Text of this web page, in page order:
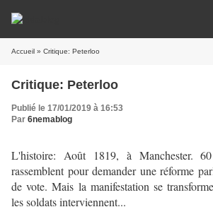
Accueil » Critique: Peterloo
Critique: Peterloo
Publié le 17/01/2019 à 16:53
Par 6nemablog
L'histoire: Août 1819, à Manchester.
rassemblent pour demander une réforme
de vote. Mais la manifestation se
les soldats interviennent...